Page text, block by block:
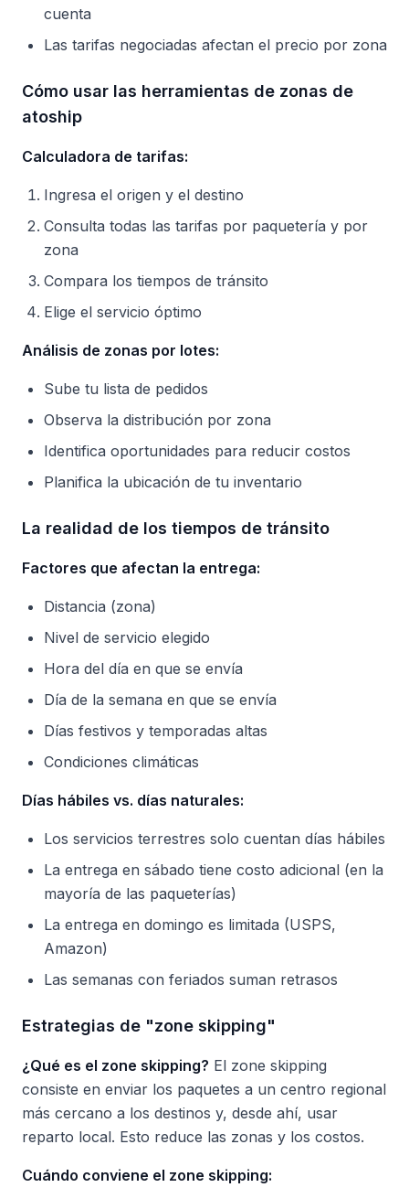
cuenta
Las tarifas negociadas afectan el precio por zona
Cómo usar las herramientas de zonas de
atoship
Calculadora de tarifas:
Ingresa el origen y el destino
Consulta todas las tarifas por paquetería y por
zona
Compara los tiempos de tránsito
Elige el servicio óptimo
Análisis de zonas por lotes:
Sube tu lista de pedidos
Observa la distribución por zona
Identifica oportunidades para reducir costos
Planifica la ubicación de tu inventario
La realidad de los tiempos de tránsito
Factores que afectan la entrega:
Distancia (zona)
Nivel de servicio elegido
Hora del día en que se envía
Día de la semana en que se envía
Días festivos y temporadas altas
Condiciones climáticas
Días hábiles vs. días naturales:
Los servicios terrestres solo cuentan días hábiles
La entrega en sábado tiene costo adicional (en la
mayoría de las paqueterías)
La entrega en domingo es limitada (USPS,
Amazon)
Las semanas con feriados suman retrasos
Estrategias de "zone skipping"
¿Qué es el zone skipping? El zone skipping
consiste en enviar los paquetes a un centro regional
más cercano a los destinos y, desde ahí, usar
reparto local. Esto reduce las zonas y los costos.
Cuándo conviene el zone skipping: